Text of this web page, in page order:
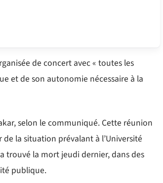
de concert avec « toutes les
et de son autonomie nécessaire à la
selon le communiqué. Cette réunion
la situation prévalant à l’Université
trouvé la mort jeudi dernier, dans des
publique.